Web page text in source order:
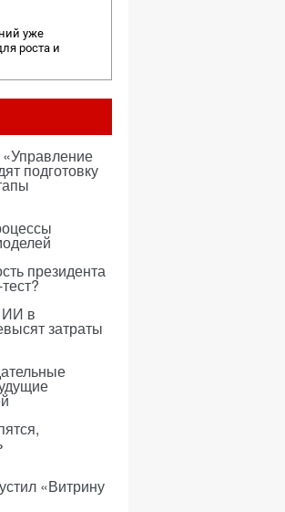
уже
роста и
подготовку
президента
ИИ в
затраты
«Витрину